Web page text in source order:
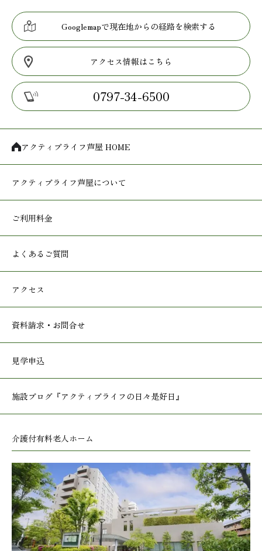
Googlemapで現在地からの経路を検索する
アクセス情報はこちら
0797-34-6500
アクティブライフ芦屋 HOME
アクティブライフ芦屋について
ご利用料金
よくあるご質問
アクセス
資料請求・お問合せ
見学申込
施設ブログ 『アクティブライフの日々是好日』
介護付有料老人ホーム